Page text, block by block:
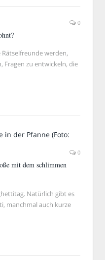
0
Rätselfreunde werden,
Fragen zu entwickeln, die
0
mit dem schlimmen
Natürlich gibt es
manchmal auch kurze